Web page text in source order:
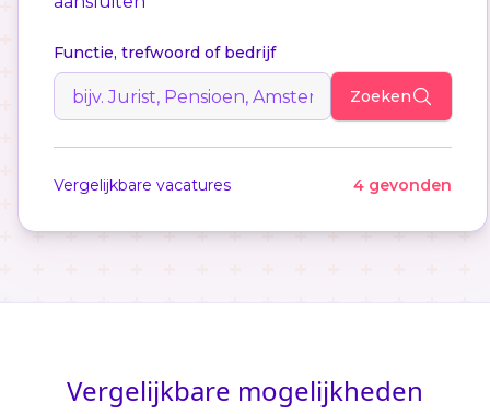
Functie, trefwoord of bedrijf
Zoeken
Vergelijkbare vacatures 4 gevonden
Vergelijkbare mogelijkheden